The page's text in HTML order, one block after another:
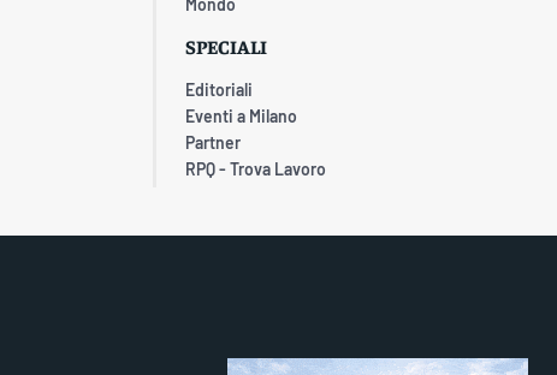
Mondo
SPECIALI
Editoriali
Eventi a Milano
Partner
RPQ - Trova Lavoro